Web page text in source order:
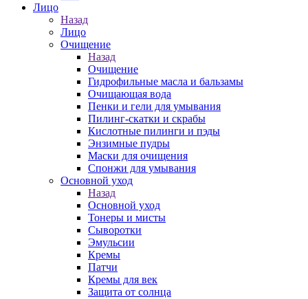
Лицо
Назад
Лицо
Очищение
Назад
Очищение
Гидрофильные масла и бальзамы
Очищающая вода
Пенки и гели для умывания
Пилинг-скатки и скрабы
Кислотные пилинги и пэды
Энзимные пудры
Маски для очищения
Спонжи для умывания
Основной уход
Назад
Основной уход
Тонеры и мисты
Сыворотки
Эмульсии
Кремы
Патчи
Кремы для век
Защита от солнца